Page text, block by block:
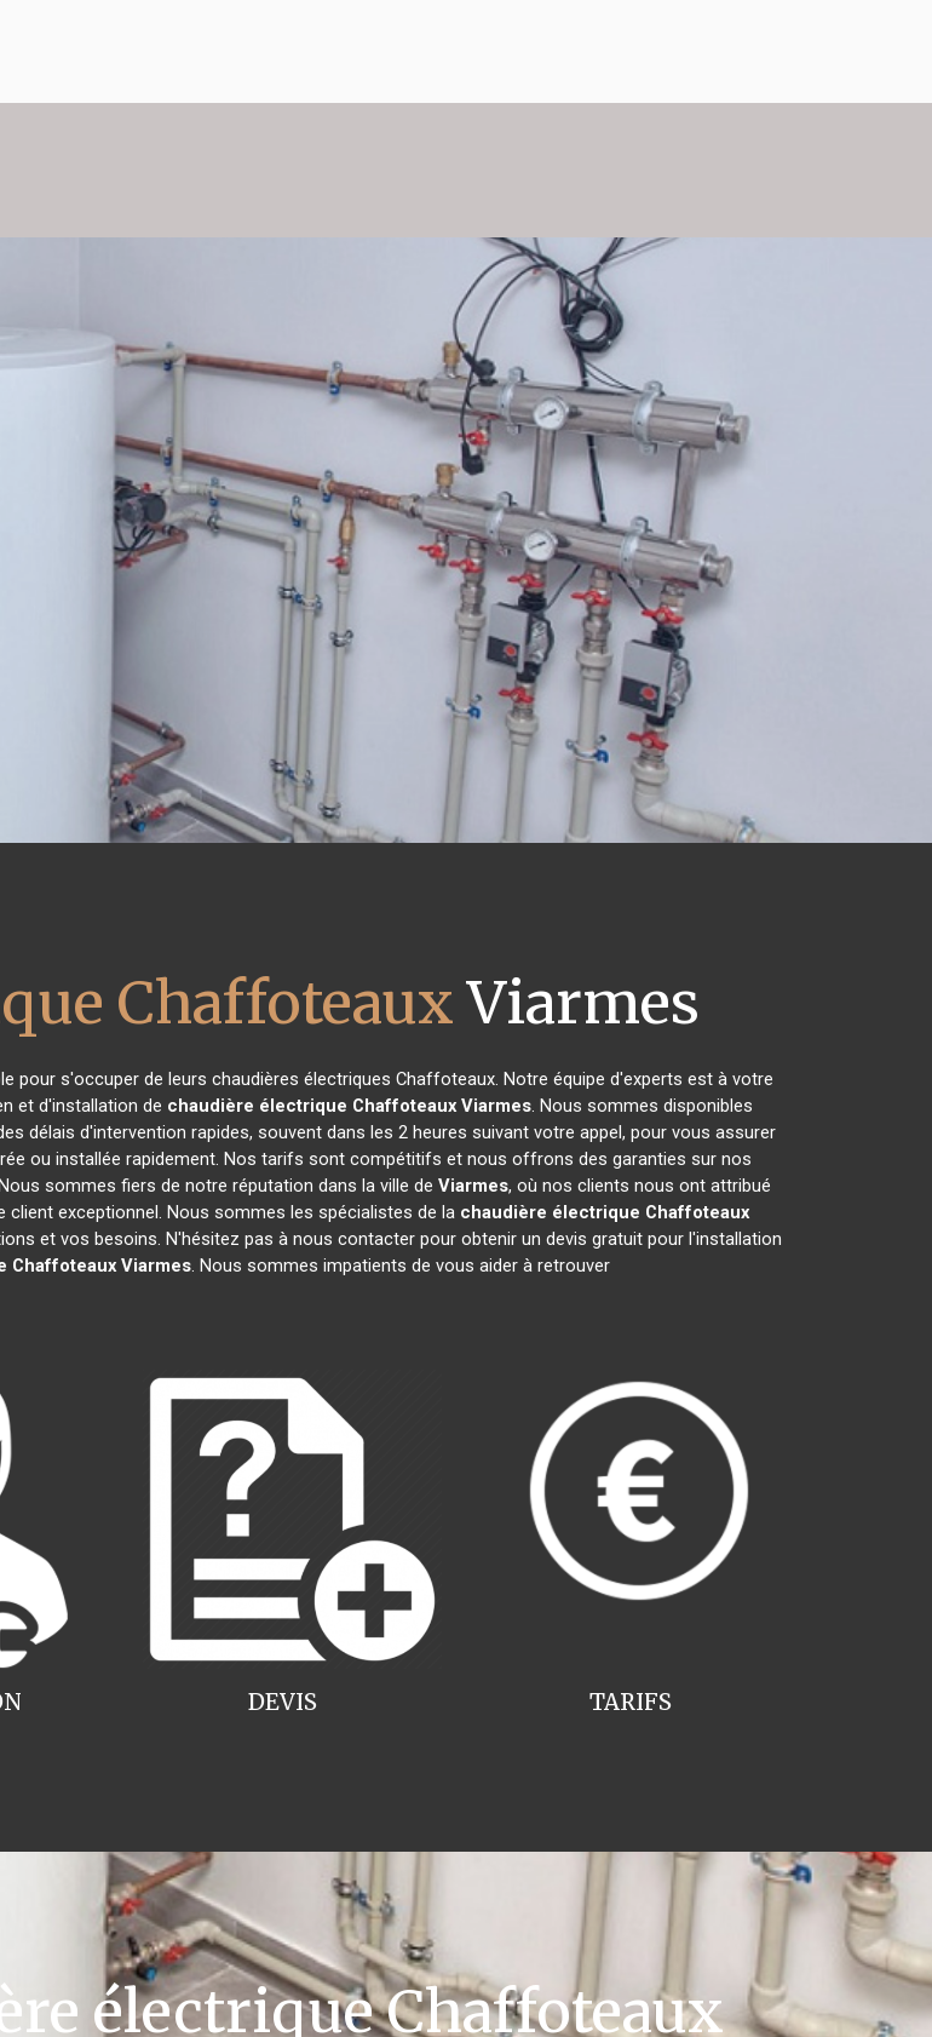
ChaffoteauxViarmes
pour s'occuper de leurs chaudières électriques Chaffoteaux. Notre équipe d'experts est à votre
et d'installation de chaudière électrique Chaffoteaux Viarmes. Nous sommes disponibles
délais d'intervention rapides, souvent dans les 2 heures suivant votre appel, pour vous assurer
ou installée rapidement. Nos tarifs sont compétitifs et nous offrons des garanties sur nos
sommes fiers de notre réputation dans la ville de Viarmes, où nos clients nous ont attribué
exceptionnel. Nous sommes les spécialistes de la chaudière électrique Chaffoteaux
et vos besoins. N'hésitez pas à nous contacter pour obtenir un devis gratuit pour l'installation
Chaffoteaux Viarmes. Nous sommes impatients de vous aider à retrouver
TARIFS
DEVIS
électrique Chaffoteaux